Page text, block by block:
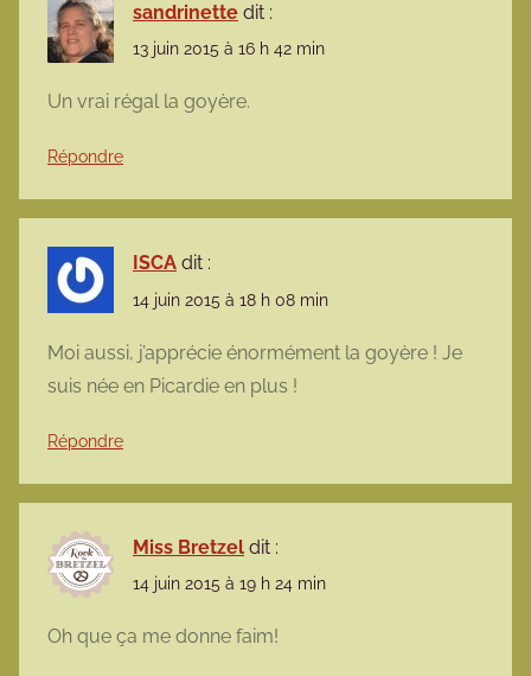
sandrinette dit :
13 juin 2015 à 16 h 42 min
Un vrai régal la goyère.
Répondre
ISCA dit :
14 juin 2015 à 18 h 08 min
Moi aussi, j’apprécie énormément la goyère ! Je
suis née en Picardie en plus !
Répondre
Miss Bretzel dit :
14 juin 2015 à 19 h 24 min
Oh que ça me donne faim!